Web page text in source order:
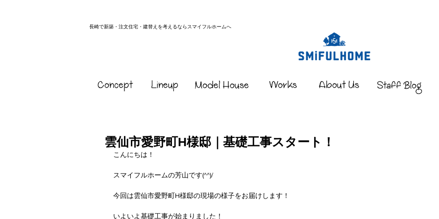
長崎で新築・注文住宅・建替えを考えるならスマイフルホームへ
雲仙市愛野町H様邸｜基礎工事スタート！
こんにちは！
スマイフルホームの芳山です(^^)/
今回は雲仙市愛野町H様邸の現場の様子をお届けします！
いよいよ基礎工事が始まりました！